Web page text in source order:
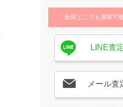
全国どこでも買取可
LINE査
メール査